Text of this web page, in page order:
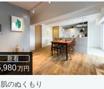
新着
万円
のぬくもり